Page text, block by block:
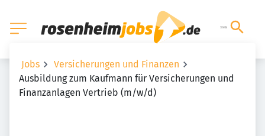
Jobs
Versicherungen und Finanzen
Ausbildung zum Kaufmann für Versicherungen und
Finanzanlagen Vertrieb (m/w/d)